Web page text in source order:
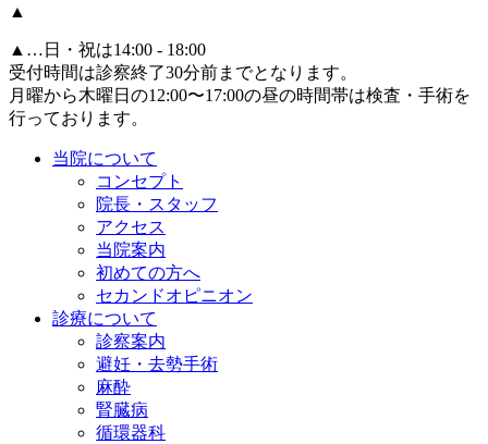
▲
▲ …日・祝は14:00 - 18:00
受付時間は診察終了30分前までとなります。
月曜から木曜日の12:00〜17:00の昼の時間帯は検査・手術を
行っております。
当院について
コンセプト
院長・スタッフ
アクセス
当院案内
初めての方へ
セカンドオピニオン
診療について
診察案内
避妊・去勢手術
麻酔
腎臓病
循環器科